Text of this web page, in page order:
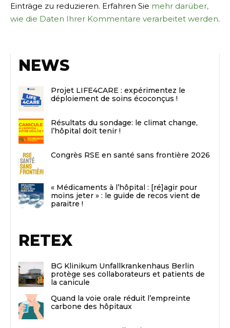
Einträge zu reduzieren. Erfahren Sie mehr darüber,
wie die Daten Ihrer Kommentare verarbeitet werden.
NEWS
Projet LIFE4CARE : expérimentez le
déploiement de soins écoconçus !
Résultats du sondage: le climat change,
l’hôpital doit tenir !
Congrès RSE en santé sans frontière 2026
« Médicaments à l’hôpital : [ré]agir pour
moins jeter » : le guide de recos vient de
paraitre !
RETEX
BG Klinikum Unfallkrankenhaus Berlin
protège ses collaborateurs et patients de
la canicule
Quand la voie orale réduit l’empreinte
carbone des hôpitaux